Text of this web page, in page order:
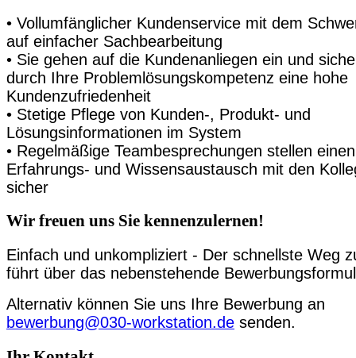
• Vollumfänglicher Kundenservice mit dem
auf einfacher Sachbearbeitung
• Sie gehen auf die Kundenanliegen ein und
durch Ihre Problemlösungskompetenz eine hohe
Kundenzufriedenheit
• Stetige Pflege von Kunden-, Produkt- und
Lösungsinformationen im System
• Regelmäßige Teambesprechungen stellen einen
Erfahrungs- und Wissensaustausch mit den
sicher
Wir freuen uns Sie kennenzulernen!
Einfach und unkompliziert - Der schnellste Weg
führt über das nebenstehende
Alternativ können Sie uns Ihre Bewerbung an
bewerbung@030-workstation.de senden.